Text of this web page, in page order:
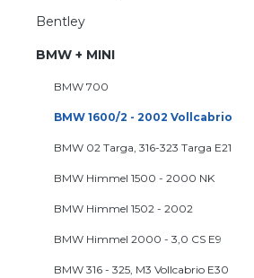
Bentley
BMW + MINI
BMW 700
BMW 1600/2 - 2002 Vollcabrio
BMW 02 Targa, 316-323 Targa E21
BMW Himmel 1500 - 2000 NK
BMW Himmel 1502 - 2002
BMW Himmel 2000 - 3,0 CS E9
BMW 316 - 325, M3 Vollcabrio E30